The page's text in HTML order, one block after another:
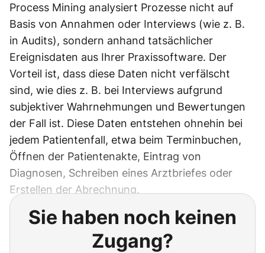
​Process Mining analysiert Prozesse nicht auf
Basis von Annahmen oder Interviews (wie z. B.
in Audits), sondern anhand tatsächlicher
Ereignisdaten aus Ihrer Praxissoftware. Der
Vorteil ist, dass diese Daten nicht verfälscht
sind, wie dies z. B. bei Interviews aufgrund
subjektiver Wahrnehmungen und Bewertungen
der Fall ist. Diese Daten entstehen ohnehin bei
jedem Patientenfall, etwa beim Terminbuchen,
Öffnen der Patientenakte, Eintrag von
Diagnosen, Schreiben eines Arztbriefes oder
Erstellen der Abrechnung.
Sie haben noch keinen
Zugang?